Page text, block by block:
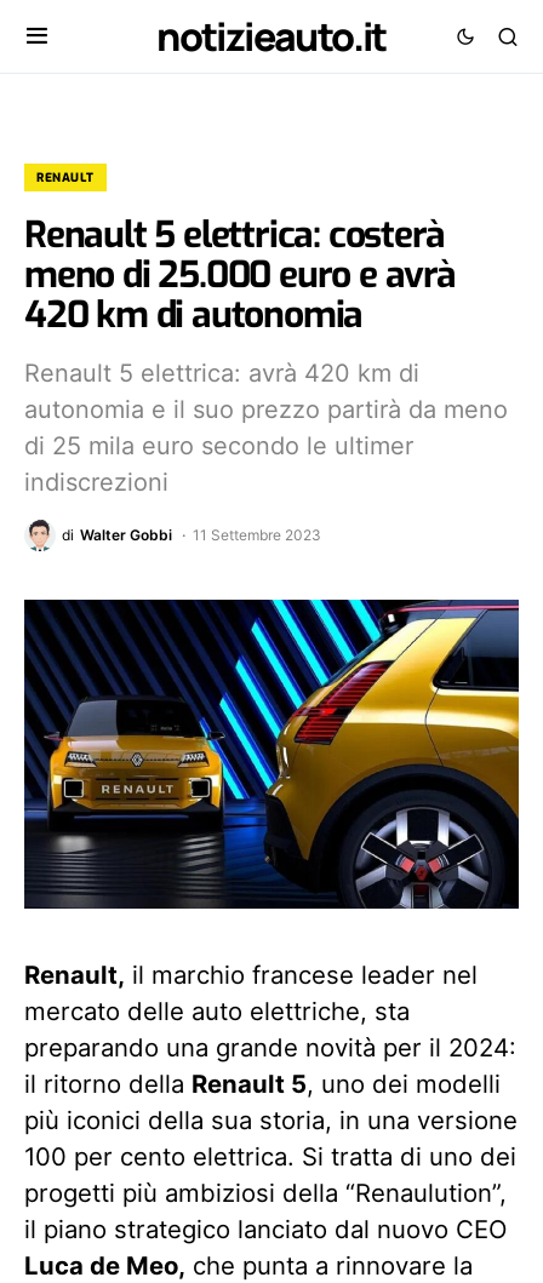
notizieauto.it
RENAULT
Renault 5 elettrica: costerà
meno di 25.000 euro e avrà
420 km di autonomia
Renault 5 elettrica: avrà 420 km di
autonomia e il suo prezzo partirà da meno
di 25 mila euro secondo le ultimer
indiscrezioni
di Walter Gobbi 11 Settembre 2023
Renault, il marchio francese leader nel
mercato delle auto elettriche, sta
preparando una grande novità per il 2024:
il ritorno della Renault 5, uno dei modelli
più iconici della sua storia, in una versione
100 per cento elettrica. Si tratta di uno dei
progetti più ambiziosi della “Renaulution”,
il piano strategico lanciato dal nuovo CEO
Luca de Meo, che punta a rinnovare la